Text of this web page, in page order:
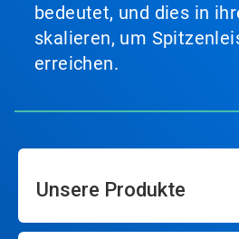
bedeutet, und dies in
skalieren, um
erreichen.
Unsere Produkte